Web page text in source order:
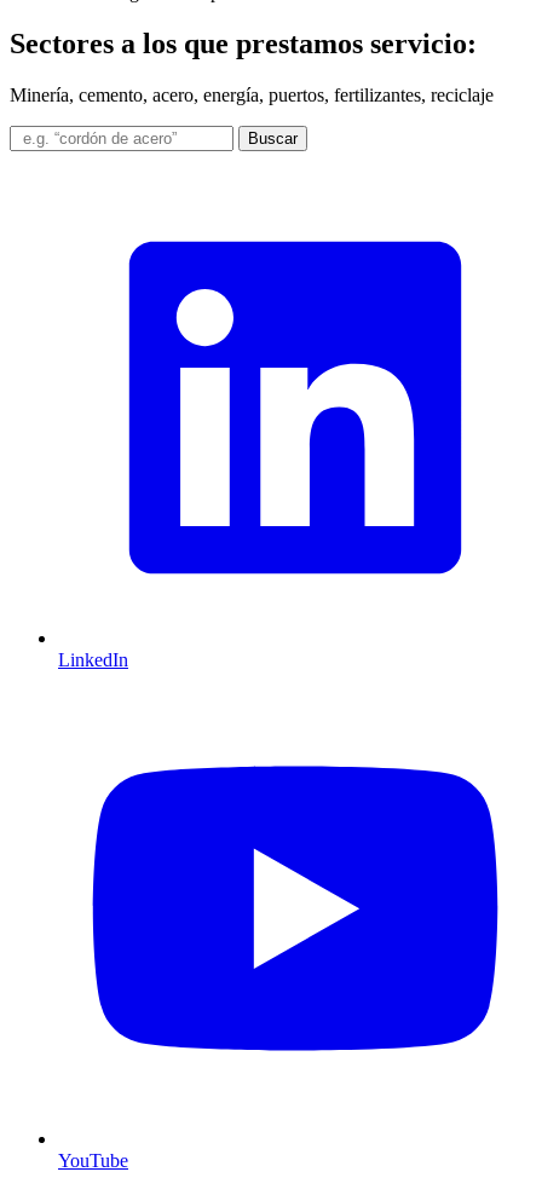
Sectores a los que prestamos servicio:
Minería, cemento, acero, energía, puertos, fertilizantes, reciclaje
Buscar
LinkedIn
YouTube